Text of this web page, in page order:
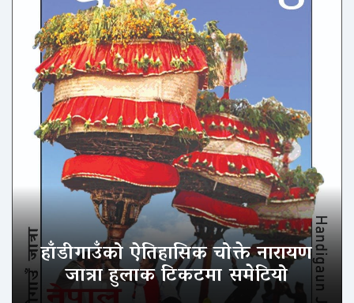
हाँडीगाउँको ऐतिहासिक चोक्ते नारायण
जात्रा हुलाक टिकटमा समेटियो